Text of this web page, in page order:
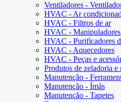
Ventiladores -
HVAC - Ar
HVAC - Filtros de ar
HVAC - Manipuladores
HVAC - Purificadores
HVAC - Aquecedores
HVAC - Peças e
Produtos de zeladoria e
Manutenção -
Manutenção - Ímãs
Manutenção - Tapetes